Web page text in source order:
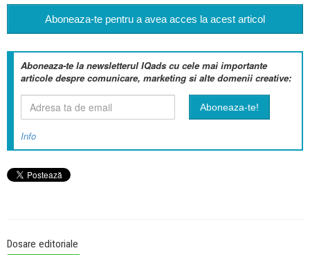
Aboneaza-te pentru a avea acces la acest articol
Aboneaza-te la newsletterul IQads cu cele mai importante
articole despre comunicare, marketing si alte domenii creative:
Info
Dosare editoriale